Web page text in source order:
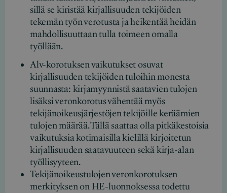
sillä se kiristää kirjallisuuden tekijöiden
tekemän työn verotusta ja heikentää heidän
mahdollisuuttaan tulla toimeen omalla
työllään.
Alv-korotuksen vaikutukset osuvat
kirjallisuuden tekijöiden tuloihin monesta
suunnasta: kirjamyynnistä saatavien tulojen
lisäksi veronkorotus vähentää myös
tekijänoikeusjärjestöjen tekijöille keräämien
tulojen määrää. Tällä saattaa olla pitkäkestoisia
vaikutuksia kotimaisilla kielillä kirjoitetun
kirjallisuuden saatavuuteen sekä kirja-alan
työllisyyteen.
Tekijänoikeustulojen veronkorotuksen
merkityksen on HE-luonnoksessa todettu